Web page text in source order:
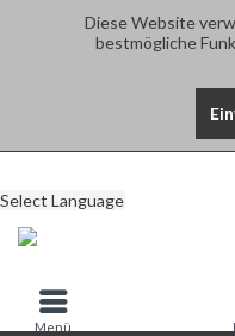
Diese Website
bestmögliche
Select Language
Menü